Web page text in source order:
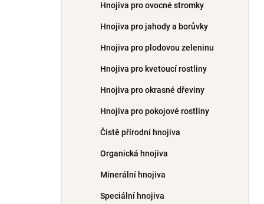
Hnojiva pro ovocné stromky
Hnojiva pro jahody a borůvky
Hnojiva pro plodovou zeleninu
Hnojiva pro kvetoucí rostliny
Hnojiva pro okrasné dřeviny
Hnojiva pro pokojové rostliny
Čistě přírodní hnojiva
Organická hnojiva
Minerální hnojiva
Speciální hnojiva